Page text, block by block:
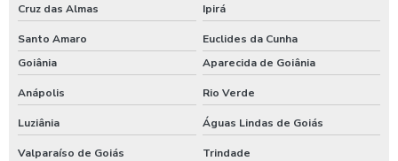
Cruz das Almas Ipirá
Santo Amaro
Euclides da Cunha
Goiânia
Aparecida de Goiânia
Anápolis Rio Verde
Luziânia Águas Lindas de Goiás
Valparaíso de Goiás Trindade